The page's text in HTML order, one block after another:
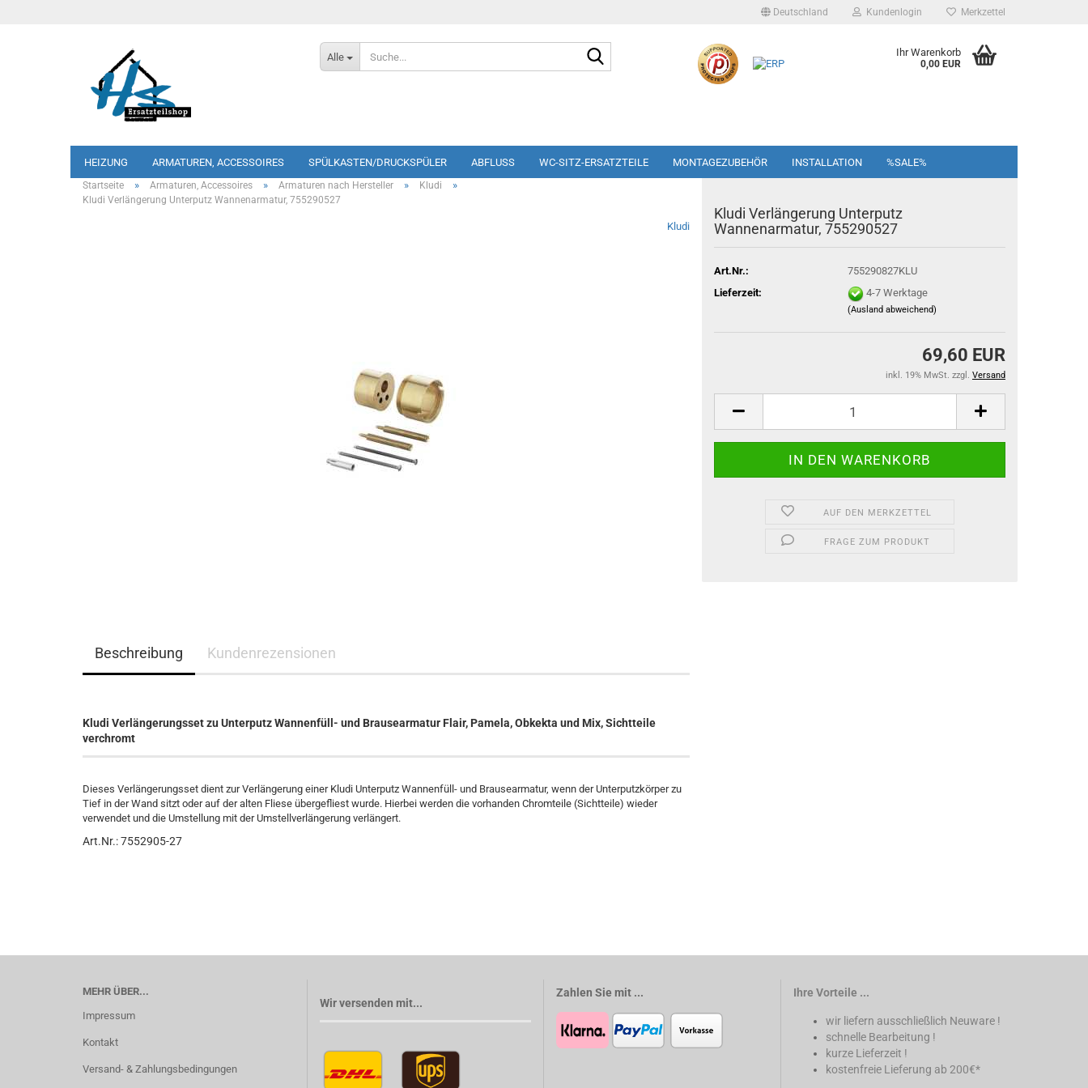
Deutschland Kundenlogin Merkzettel
Alle Ihr Warenkorb
0,00 EUR
HEIZUNG ARMATUREN, ACCESSOIRES SPÜLKASTEN/DRUCKSPÜLER ABFLUSS WC-SITZ-ERSATZTEILE MONTAGEZUBEHÖR INSTALLATION %SALE%
Startseite » Armaturen, Accessoires » Armaturen nach Hersteller » Kludi »
Kludi Verlängerung Unterputz Wannenarmatur, 755290527
Kludi
Kludi Verlängerung Unterputz
Wannenarmatur, 755290527
Art.Nr.:
755290827KLU
Lieferzeit:
4-7 Werktage
(Ausland abweichend)
69,60 EUR
inkl. 19% MwSt. zzgl. Versand
AUF DEN MERKZETTEL
FRAGE ZUM PRODUKT
Beschreibung Kundenrezensionen
Kludi Verlängerungsset zu Unterputz Wannenfüll- und Brausearmatur Flair, Pamela, Obkekta und Mix, Sichtteile
verchromt
Dieses Verlängerungsset dient zur Verlängerung einer Kludi Unterputz Wannenfüll- und Brausearmatur, wenn der Unterputzkörper zu
Tief in der Wand sitzt oder auf der alten Fliese übergefliest wurde. Hierbei werden die vorhanden Chromteile (Sichtteile) wieder
verwendet und die Umstellung mit der Umstellverlängerung verlängert.
Art.Nr.: 7552905-27
MEHR ÜBER...
Impressum
Kontakt
Versand- & Zahlungsbedingungen
Wir versenden mit...
Zahlen Sie mit ... Ihre Vorteile ...
wir liefern ausschließlich Neuware !
schnelle Bearbeitung !
kurze Lieferzeit !
kostenfreie Lieferung ab 200€*